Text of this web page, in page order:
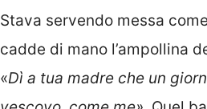
Stava servendo messa
cadde di mano l’ampollina
«Dì a tua madre che un